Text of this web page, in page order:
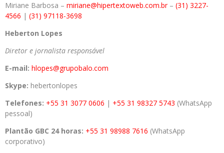
Miriane Barbosa – miriane@hipertextoweb.com.br– (31) 3227-
4566 | (31) 97118-3698
Heberton Lopes
Diretor e jornalista responsável
E-mail: hlopes@grupobalo.com
Skype: hebertonlopes
Telefones: +55 31 3077 0606 | +55 31 98327 5743 (WhatsApp
pessoal)
Plantão GBC 24 horas: +55 31 98988 7616 (WhatsApp
corporativo)